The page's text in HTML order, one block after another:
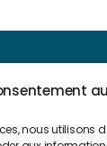
nous utilisons
NAVIGUER